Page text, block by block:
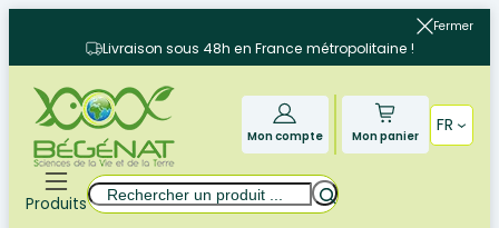
contenu
Fermer
Livraison sous 48h en France métropolitaine !
Mon compte Mon panier
FR
Produits
Rechercher